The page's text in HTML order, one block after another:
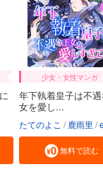
妻が息子を誘拐しましたー従順なサレ夫の復讐ー【フルカラー】【タテヨミ】(30)
カート
試し読み
カート
少女・女性マンガ
年下執着皇子は不
女を愛し...
たてのよこ 鹿雨里
無料で読む